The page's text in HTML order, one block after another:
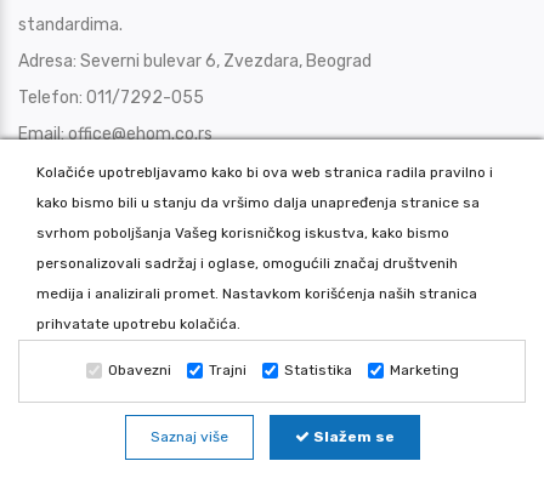
standardima.
Adresa: Severni bulevar 6, Zvezdara, Beograd
Telefon: 011/7292-055
Email:office@ehom.co.rs
Kontaktirajte nas
EHOM PROGRAM
Ehom program uključuje: auto boje, auto lakovi, polir paste (paste
za poliranje), boje za drvo, komore za farbanje, pištolji za
lakiranje, filteri za komore
Kolačiće upotrebljavamo kako bi ova web stranica radila pravilno i
kako bismo bili u stanju da vršimo dalja unapređenja stranice sa
svrhom poboljšanja Vašeg korisničkog iskustva, kako bismo
personalizovali sadržaj i oglase, omogućili značaj društvenih
medija i analizirali promet. Nastavkom korišćenja naših stranica
prihvatate upotrebu kolačića.
Obavezni Trajni Statistika Marketing
Saznaj više Slažem se